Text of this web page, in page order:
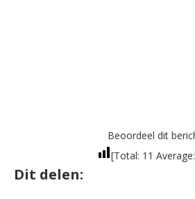
Beoordeel dit
[Total: 11 Average:
Dit delen: